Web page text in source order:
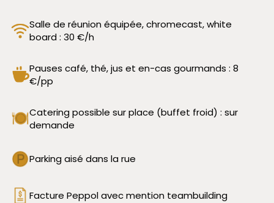
Salle de réunion équipée, chromecast, white
board : 30 €/h
Pauses café, thé, jus et en-cas gourmands : 8
€/pp
Catering possible sur place (buffet froid) : sur
demande
Parking aisé dans la rue
Facture Peppol avec mention teambuilding